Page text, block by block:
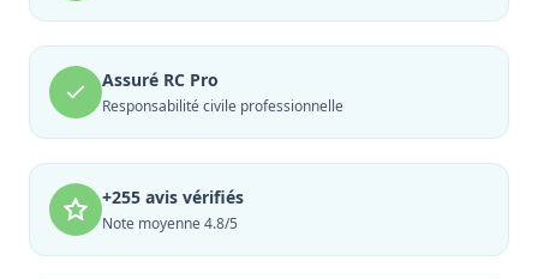
Assuré RC Pro
Responsabilité civile professionnelle
+255 avis vérifiés
Note moyenne 4.8/5